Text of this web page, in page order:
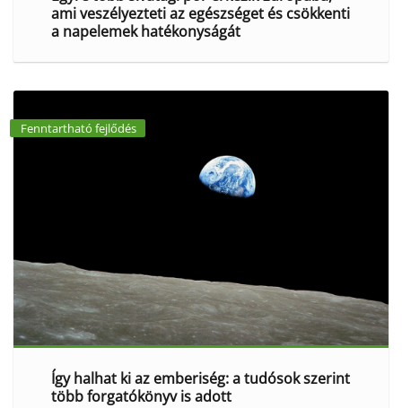
ami veszélyezteti az egészséget és csökkenti
a napelemek hatékonyságát
Fenntartható fejlődés
Így halhat ki az emberiség: a tudósok szerint
több forgatókönyv is adott